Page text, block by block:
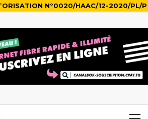
N°0020/HAAC/12-2020/PL/P